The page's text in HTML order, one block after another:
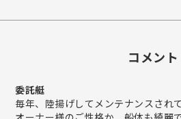
コメント
委託艇
毎年、陸揚げしてメンテナンスされて